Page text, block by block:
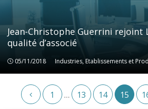
Jean-Christophe Guerrini rejoint
qualité d’associé
05/11/2018 Industries, Etablissements et
Industries, Etablissements et
1 … 13 14 15